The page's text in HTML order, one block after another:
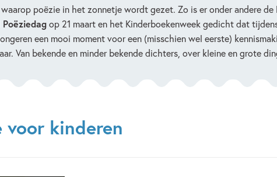
poëzie in het zonnetje wordt gezet. Zo is er onder andere de
op 21 maart en het Kinderboekenweek gedicht dat
een mooi moment voor een (misschien wel eerste)
Van bekende en minder bekende dichters, over kleine en grote
voor kinderen